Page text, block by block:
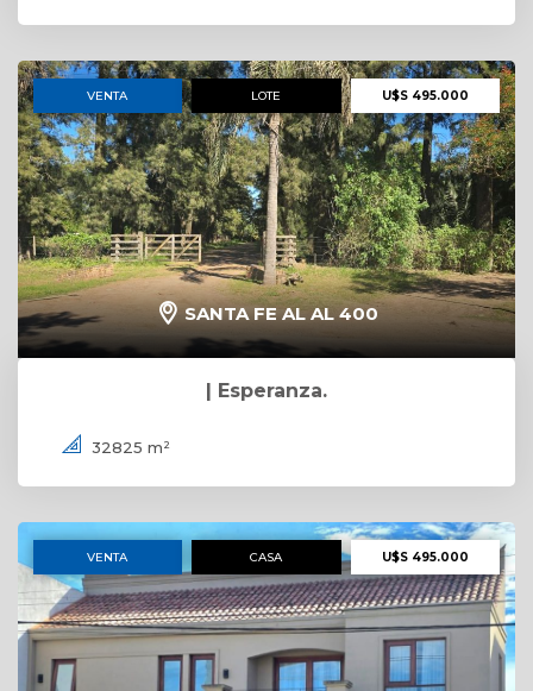
VENTA LOTE U$S 495.000
SANTA FE AL AL 400
| Esperanza.
32825 m²
VENTA CASA U$S 495.000